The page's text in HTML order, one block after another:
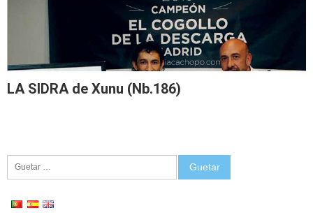
LA SIDRA de Xunu (Nb.186)
Guetar: